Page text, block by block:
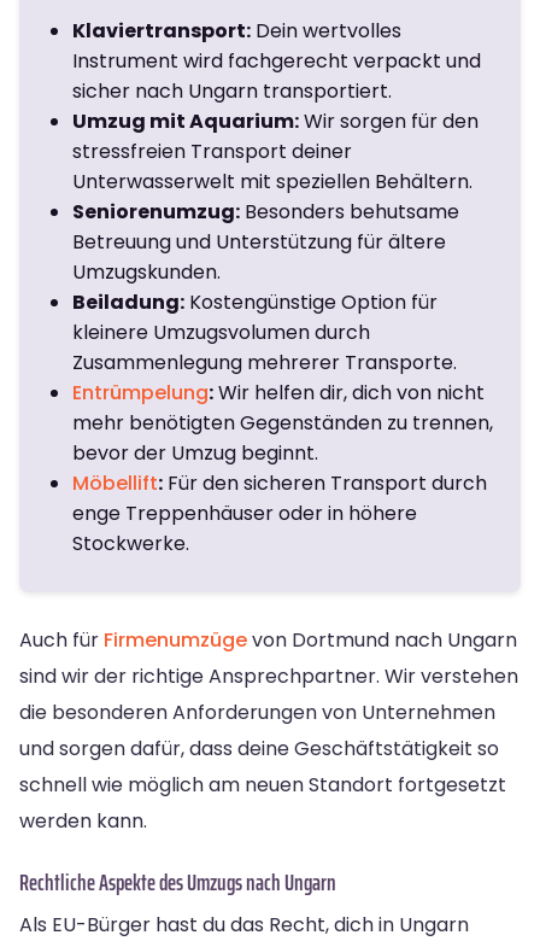
Klaviertransport: Dein wertvolles
Instrument wird fachgerecht verpackt und
sicher nach Ungarn transportiert.
Umzug mit Aquarium:Wir sorgen für den
stressfreien Transport deiner
Unterwasserwelt mit speziellen Behältern.
Seniorenumzug: Besonders behutsame
Betreuung und Unterstützung für ältere
Umzugskunden.
Beiladung: Kostengünstige Option für
kleinere Umzugsvolumen durch
Zusammenlegung mehrerer Transporte.
Entrümpelung:Wir helfen dir, dich von nicht
mehr benötigten Gegenständen zu trennen,
bevor der Umzug beginnt.
Möbellift: Für den sicheren Transport durch
enge Treppenhäuser oder in höhere
Stockwerke.
Auch für Firmenumzügevon Dortmund nach Ungarn
sind wir der richtige Ansprechpartner. Wir verstehen
die besonderen Anforderungen von Unternehmen
und sorgen dafür, dass deine Geschäftstätigkeit so
schnell wie möglich am neuen Standort fortgesetzt
werden kann.
Rechtliche Aspekte des Umzugs nach Ungarn
Als EU-Bürger hast du das Recht, dich in Ungarn